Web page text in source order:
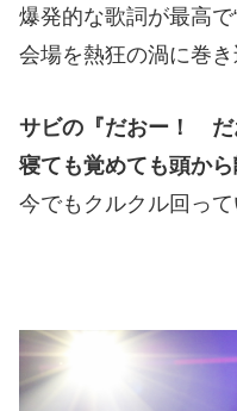
爆発的な歌詞が最高で
会場を熱狂の渦に巻き
サビの『だおー！
寝ても覚めても頭から
今でもクルクル回って